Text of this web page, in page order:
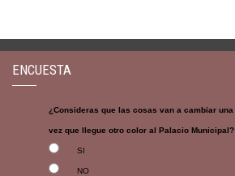
ENCUESTA
¿Consideras que las cosas van a cambiar una
vez que llegue otro color al Palacio Municipal?
SI
NO